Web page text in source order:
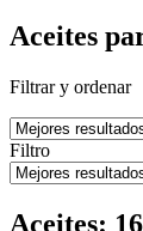
Aceites
Filtrar y ordenar
Filtro
Aceites: